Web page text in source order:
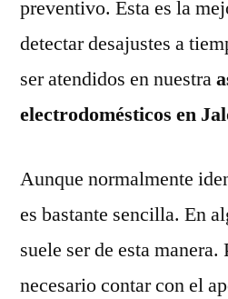
preventivo. Esta es la
detectar desajustes a
ser atendidos en nuestra
electrodomésticos en
Aunque normalmente
es bastante sencilla. En
suele ser de esta manera.
necesario contar con el